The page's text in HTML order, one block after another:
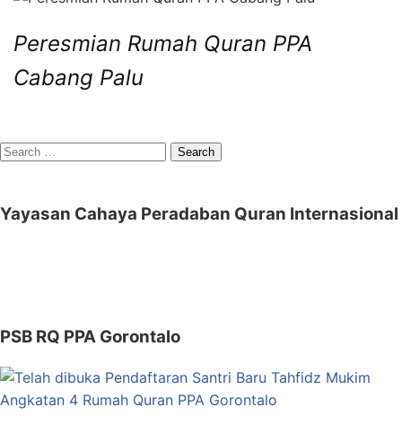
Peresmian Rumah Quran PPA
Cabang Palu
Search
Yayasan Cahaya Peradaban Quran Internasional
PSB RQ PPA Gorontalo